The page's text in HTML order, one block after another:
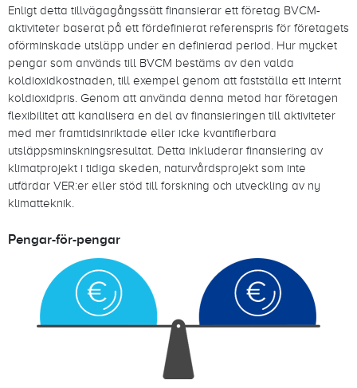
Enligt detta tillvägagångssätt finansierar ett företag BVCM-
aktiviteter baserat på ett fördefinierat referenspris för företagets
oförminskade utsläpp under en definierad period. Hur mycket
pengar som används till BVCM bestäms av den valda
koldioxidkostnaden, till exempel genom att fastställa ett internt
koldioxidpris. Genom att använda denna metod har företagen
flexibilitet att kanalisera en del av finansieringen till aktiviteter
med mer framtidsinriktade eller icke kvantifierbara
utsläppsminskningsresultat. Detta inkluderar finansiering av
klimatprojekt i tidiga skeden, naturvårdsprojekt som inte
utfärdar VER:er eller stöd till forskning och utveckling av ny
klimatteknik.
Pengar-för-pengar